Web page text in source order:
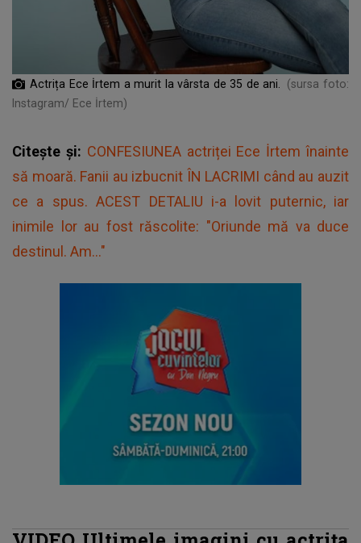
Actrița Ece İrtem a murit la vârsta de 35 de ani.
(sursa foto:
Instagram/ Ece İrtem)
Citește și: CONFESIUNEA actriței Ece İrtem înainte
să moară. Fanii au izbucnit ÎN LACRIMI când au auzit
ce a spus. ACEST DETALIU i-a lovit puternic, iar
inimile lor au fost răscolite: "Oriunde mă va duce
destinul. Am..."